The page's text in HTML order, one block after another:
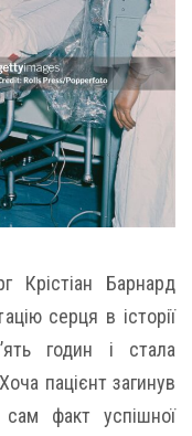
Крістіан Барнард
серця в історії
годин і стала
пацієнт загинув
факт успішної